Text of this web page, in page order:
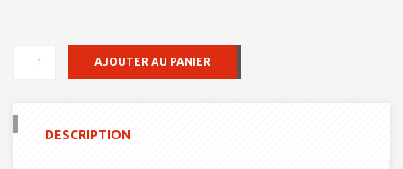
QUANTITÉ
AJOUTER AU PANIER
DESCRIPTION